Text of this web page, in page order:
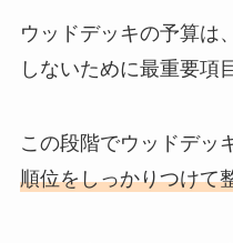
ウッドデッキの予算は
しないために最重要項
この段階でウッドデッ
順位をしっかりつけて